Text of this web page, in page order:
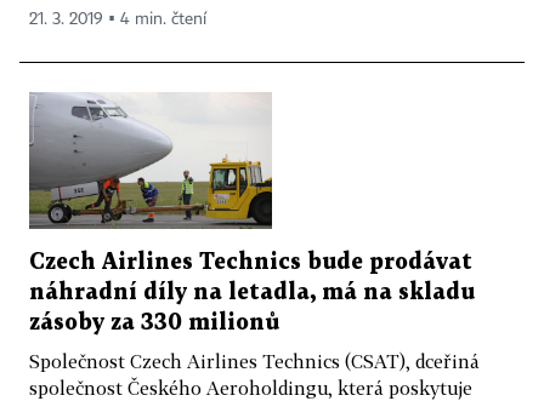
21. 3. 2019 ▪ 4 min. čtení
Czech Airlines Technics bude prodávat
náhradní díly na letadla, má na skladu
zásoby za 330 milionů
Společnost Czech Airlines Technics (CSAT), dceřiná
společnost Českého Aeroholdingu, která poskytuje